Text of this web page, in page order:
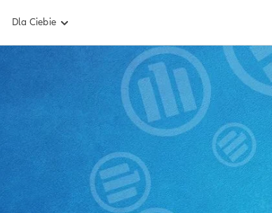
Dla Ciebie